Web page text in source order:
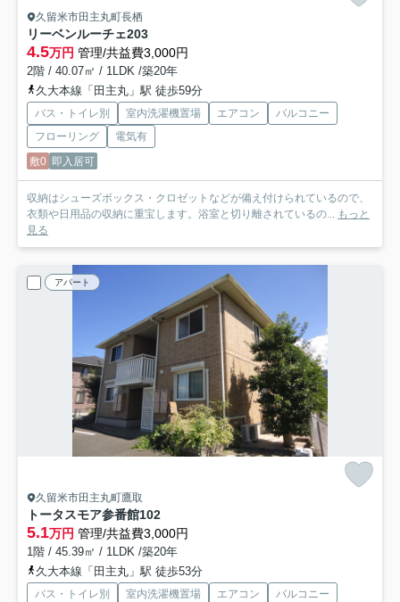
久留米市田主丸町長栖
リーベンルーチェ203
4.5万円 管理/共益費3,000円
2階 / 40.07㎡ / 1LDK /築20年
久大本線「田主丸」駅 徒歩59分
バス・トイレ別 室内洗濯機置場 エアコン
バルコニー
フローリング
電気有
敷0 即入居可
収納はシューズボックス・クロゼットなどが備え付けられているので、
衣類や日用品の収納に重宝します。浴室と切り離されているの... もっと
見る
アパート
久留米市田主丸町鷹取
トータスモア参番館102
5.1万円 管理/共益費3,000円
1階 / 45.39㎡ / 1LDK /築20年
久大本線「田主丸」駅 徒歩53分
バス・トイレ別 室内洗濯機置場 エアコン
バルコニー